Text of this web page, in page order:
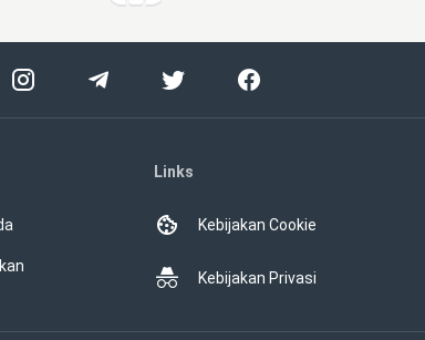
Links
Kebijakan Cookie
Kebijakan Privasi